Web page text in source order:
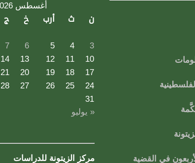
في القضية
أغسطس 2026
ن ث أرب خ ج
3
4
5
6
7
10
11
12
13
14
17
18
19
20
21
24
25
26
27
28
31
« يوليو
مركز الزيتونة للدراسات